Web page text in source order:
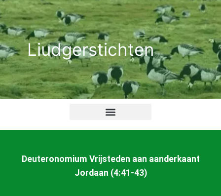
Ga
naar
de
inhoudLiudgerstichten
Deuteronomium Vrijsteden aan aanderkaant
Jordaan (4:41-43)